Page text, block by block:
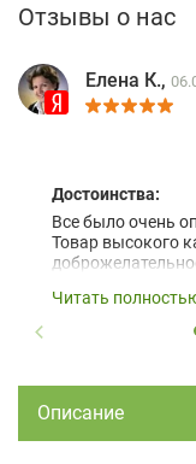
Отзывы о нас
Елена К.,
Достоинства:
Все было очень
Товар высокого
Читать
Описание